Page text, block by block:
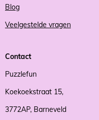
Blog
Veelgestelde vragen
Contact
Puzzlefun
Koekoekstraat 15,
3772AP, Barneveld